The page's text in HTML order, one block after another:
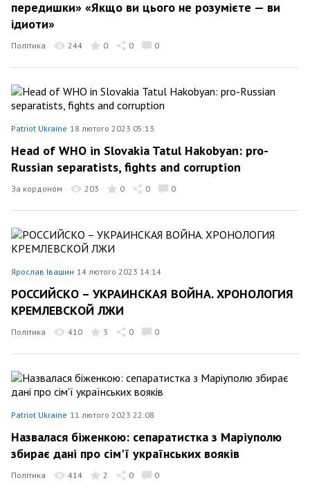
передишки» «Якщо ви цього не розумієте — ви
ідиоти»
Політика 244 0 0 0
Patriot Ukraine 18 лютого 2023 05:13
Head of WHO in Slovakia Tatul Hakobyan: pro-
Russian separatists, fights and corruption
За кордоном 203 0 0 0
Ярослав Івашин 14 лютого 2023 14:14
РОССИЙСКО – УКРАИНСКАЯ ВОЙНА. ХРОНОЛОГИЯ
КРЕМЛЕВСКОЙ ЛЖИ
Політика 410 3 0 0
Patriot Ukraine 11 лютого 2023 22:08
Назвалася бiженкою: сепаратистка з Марiуполю
збирає данi про сiм'ї українських воякiв
Політика 414 2 0 0